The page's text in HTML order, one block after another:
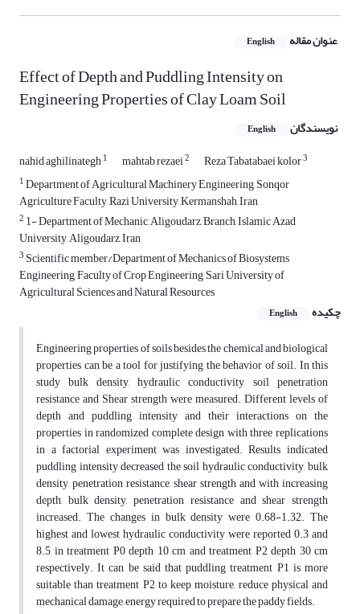
عنوان مقاله English
Effect of Depth and Puddling Intensity on
Engineering Properties of Clay Loam Soil
نویسندگان English
nahid aghilinategh1 mahtab rezaei2 Reza Tabatabaei kolor3
1Department of Agricultural Machinery Engineering, Sonqor
Agriculture Faculty, Razi University, Kermanshah, Iran
2 1- Department of Mechanic, Aligoudarz, Branch, Islamic Azad
University, Aligoudarz, Iran
3 Scientific member/Department of Mechanics of Biosystems
Engineering, Faculty of Crop Engineering, Sari University of
Agricultural Sciences and Natural Resources
چکیده
English
Engineering properties of soils besides the chemical and biological
properties can be a tool for justifying the behavior of soil. In this
study bulk density, hydraulic conductivity, soil penetration
resistance and Shear strength were measured. Different levels of
depth and puddling intensity and their interactions on the
properties in randomized complete design with three replications
in a factorial experiment was investigated. Results indicated
puddling intensity decreased the soil hydraulic conductivity, bulk
density, penetration resistance, shear strength and with increasing
depth, bulk density, penetration resistance and shear strength
increased. The changes in bulk density were 0.68-1.32. The
highest and lowest hydraulic conductivity were reported 0.3 and
8.5 in treatment P0 depth 10 cm and treatment P2 depth 30 cm
respectively. It can be said that puddling treatment P1 is more
suitable than treatment P2 to keep moisture, reduce physical and
mechanical damage, energy required to prepare the paddy fields.